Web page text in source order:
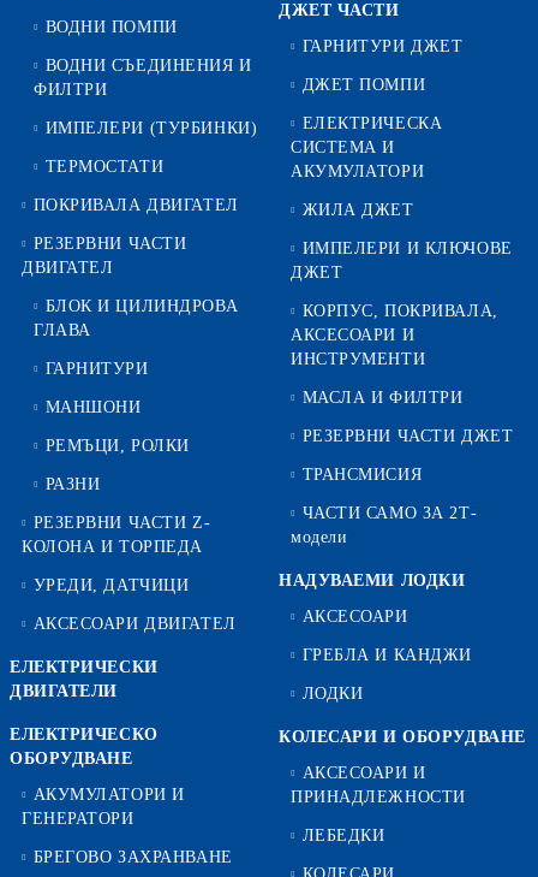
ВОДНИ ПОМПИ
ВОДНИ СЪЕДИНЕНИЯ И
ФИЛТРИ
ИМПЕЛЕРИ (ТУРБИНКИ)
ТЕРМОСТАТИ
ПОКРИВАЛА ДВИГАТЕЛ
РЕЗЕРВНИ ЧАСТИ
ДВИГАТЕЛ
БЛОК И ЦИЛИНДРОВА
ГЛАВА
ГАРНИТУРИ
МАНШОНИ
РЕМЪЦИ, РОЛКИ
РАЗНИ
РЕЗЕРВНИ ЧАСТИ Z-
КОЛОНА И ТОРПЕДА
УРЕДИ, ДАТЧИЦИ
АКСЕСОАРИ ДВИГАТЕЛ
ЕЛЕКТРИЧЕСКИ
ДВИГАТЕЛИ
ЕЛЕКТРИЧЕСКО
ОБОРУДВАНЕ
АКУМУЛАТОРИ И
ГЕНЕРАТОРИ
БРЕГОВО ЗАХРАНВАНЕ
ДЖЕТ ЧАСТИ
ГАРНИТУРИ ДЖЕТ
ДЖЕТ ПОМПИ
ЕЛЕКТРИЧЕСКА
СИСТЕМА И
АКУМУЛАТОРИ
ЖИЛА ДЖЕТ
ИМПЕЛЕРИ И КЛЮЧОВЕ
ДЖЕТ
КОРПУС, ПОКРИВАЛА,
АКСЕСОАРИ И
ИНСТРУМЕНТИ
МАСЛА И ФИЛТРИ
РЕЗЕРВНИ ЧАСТИ ДЖЕТ
ТРАНСМИСИЯ
ЧАСТИ САМО ЗА 2Т-
модели
НАДУВАЕМИ ЛОДКИ
АКСЕСОАРИ
ГРЕБЛА И КАНДЖИ
ЛОДКИ
КОЛЕСАРИ И ОБОРУДВАНЕ
АКСЕСОАРИ И
ПРИНАДЛЕЖНОСТИ
ЛЕБЕДКИ